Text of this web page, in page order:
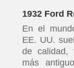
1932 Ford
En el
EE. UU.
de calidad,
más